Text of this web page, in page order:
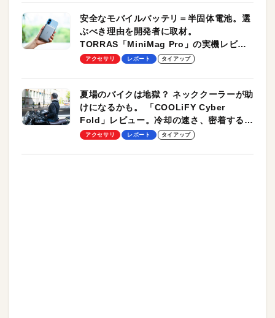
安全なモバイルバッテリ＝半固体電池。選
ぶべき理由を開発者に取材。
TORRAS「MiniMag Pro」の実機レビュ
ーも
アクセサリ レポート タイアップ
夏場のバイクは地獄？ ネッククーラーが助
けになるかも。 「COOLiFY Cyber
Fold」レビュー。冷却の速さ、密着する冷
却プレート、シンプルな操作性がグッド！
アクセサリ レポート タイアップ